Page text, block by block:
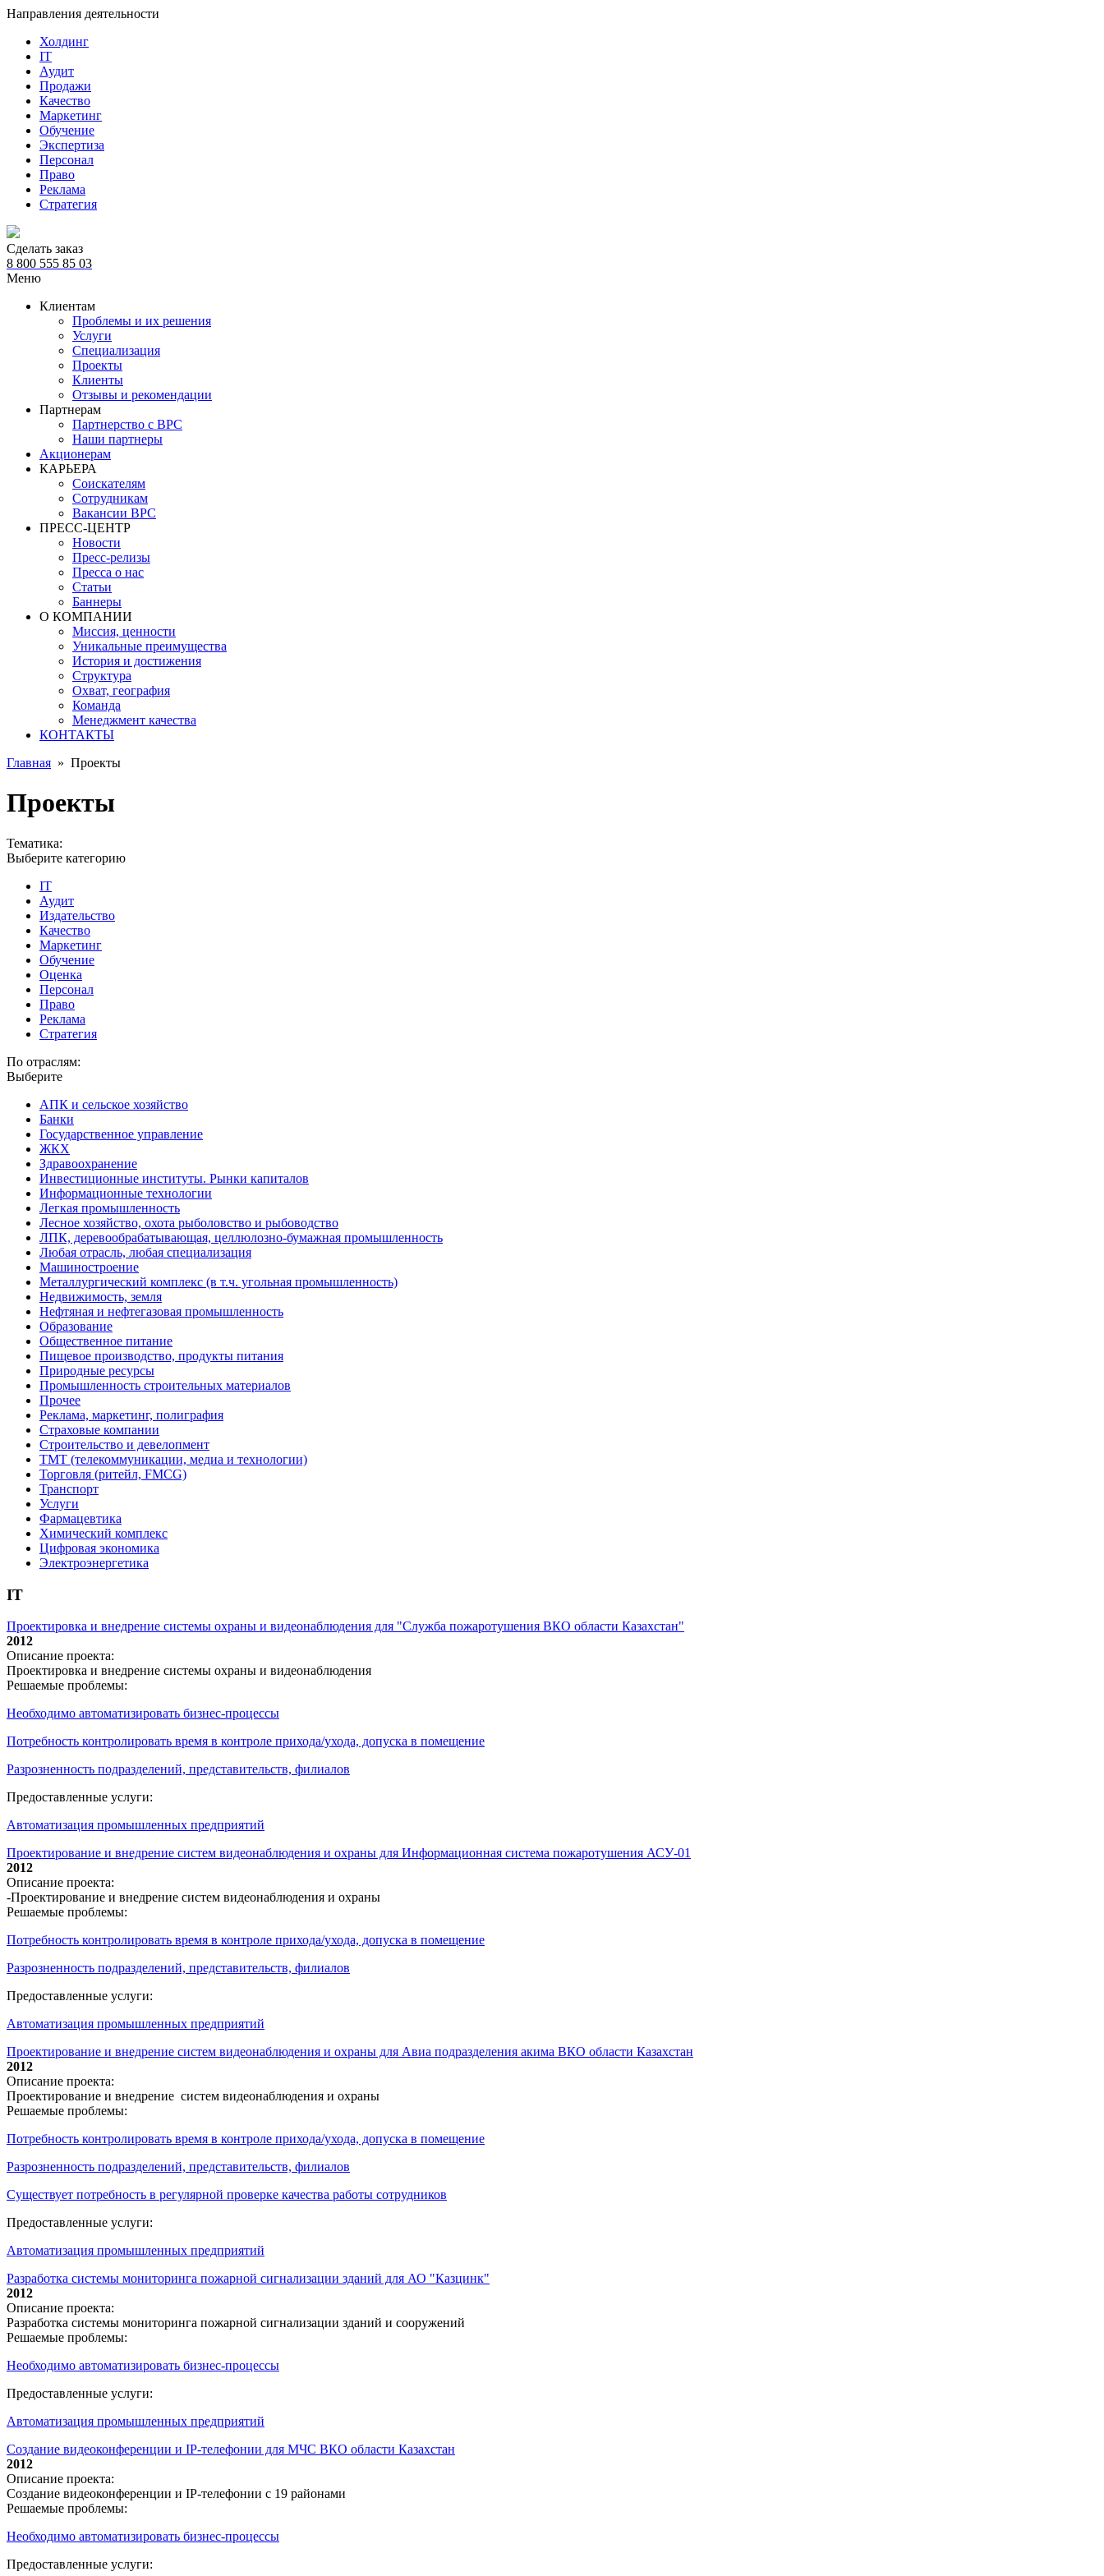
Направления деятельности
Холдинг
IT
Аудит
Продажи
Качество
Маркетинг
Обучение
Экспертиза
Персонал
Право
Реклама
Стратегия
Сделать заказ
8 800 555 85 03
Меню
Клиентам
Проблемы и их решения
Услуги
Специализация
Проекты
Клиенты
Отзывы и рекомендации
Партнерам
Партнерство с BPC
Наши партнеры
Акционерам
КАРЬЕРА
Соискателям
Сотрудникам
Вакансии BPC
ПРЕСС-ЦЕНТР
Новости
Пресс-релизы
Пресса о нас
Статьи
Баннеры
О КОМПАНИИ
Миссия, ценности
Уникальные преимущества
История и достижения
Структура
Охват, география
Команда
Менеджмент качества
КОНТАКТЫ
Главная » Проекты
Проекты
Тематика:
Выберите категорию
IT
Аудит
Издательство
Качество
Маркетинг
Обучение
Оценка
Персонал
Право
Реклама
Стратегия
По отраслям:
Выберите
АПК и сельское хозяйство
Банки
Государственное управление
ЖКХ
Здравоохранение
Инвестиционные институты. Рынки капиталов
Информационные технологии
Легкая промышленность
Лесное хозяйство, охота рыболовство и рыбоводство
ЛПК, деревообрабатывающая, целлюлозно-бумажная промышленность
Любая отрасль, любая специализация
Машиностроение
Металлургический комплекс (в т.ч. угольная промышленность)
Недвижимость, земля
Нефтяная и нефтегазовая промышленность
Образование
Общественное питание
Пищевое производство, продукты питания
Природные ресурсы
Промышленность строительных материалов
Прочее
Реклама, маркетинг, полиграфия
Страховые компании
Строительство и девелопмент
ТМТ (телекоммуникации, медиа и технологии)
Торговля (ритейл, FMCG)
Транспорт
Услуги
Фармацевтика
Химический комплекс
Цифровая экономика
Электроэнергетика
IT
Проектировка и внедрение системы охраны и видеонаблюдения для "Служба пожаротушения ВКО области Казахстан"
2012
Описание проекта:
Проектировка и внедрение системы охраны и видеонаблюдения
Решаемые проблемы:
Необходимо автоматизировать бизнес-процессы
Потребность контролировать время в контроле прихода/ухода, допуска в помещение
Разрозненность подразделений, представительств, филиалов
Предоставленные услуги:
Автоматизация промышленных предприятий
Проектирование и внедрение систем видеонаблюдения и охраны для Информационная система пожаротушения АСУ-01
2012
Описание проекта:
-Проектирование и внедрение систем видеонаблюдения и охраны
Решаемые проблемы:
Потребность контролировать время в контроле прихода/ухода, допуска в помещение
Разрозненность подразделений, представительств, филиалов
Предоставленные услуги:
Автоматизация промышленных предприятий
Проектирование и внедрение систем видеонаблюдения и охраны для Авиа подразделения акима ВКО области Казахстан
2012
Описание проекта:
Проектирование и внедрение систем видеонаблюдения и охраны
Решаемые проблемы:
Потребность контролировать время в контроле прихода/ухода, допуска в помещение
Разрозненность подразделений, представительств, филиалов
Существует потребность в регулярной проверке качества работы сотрудников
Предоставленные услуги:
Автоматизация промышленных предприятий
Разработка системы мониторинга пожарной сигнализации зданий для АО "Казцинк"
2012
Описание проекта:
Разработка системы мониторинга пожарной сигнализации зданий и сооружений
Решаемые проблемы:
Необходимо автоматизировать бизнес-процессы
Предоставленные услуги:
Автоматизация промышленных предприятий
Создание видеоконференции и IP-телефонии для МЧС ВКО области Казахстан
2012
Описание проекта:
Создание видеоконференции и IP-телефонии с 19 районами
Решаемые проблемы:
Необходимо автоматизировать бизнес-процессы
Предоставленные услуги: